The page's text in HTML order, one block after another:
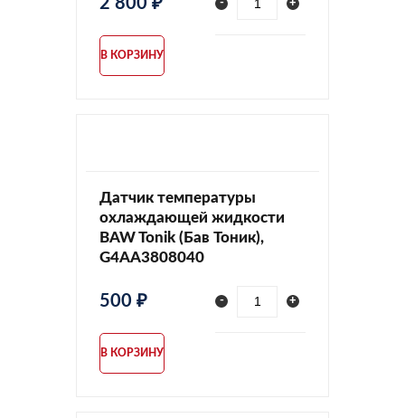
2 800 ₽ - +
В КОРЗИНУ
Датчик температуры
охлаждающей жидкости
BAW Tonik (Бав Тоник),
G4AA3808040
500 ₽ - +
В КОРЗИНУ